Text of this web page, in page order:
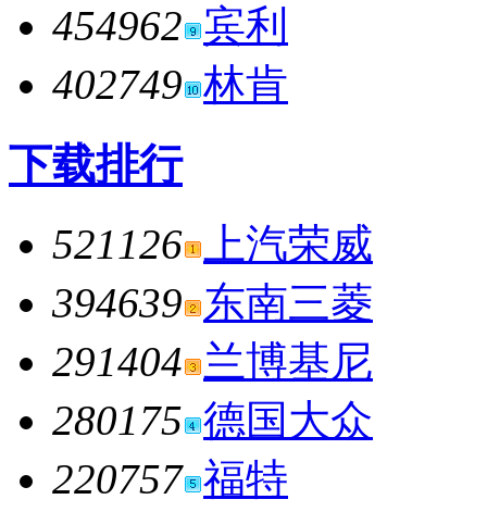
454962 宾利
402749 林肯
下载排行
521126
上汽荣威
394639 东南三菱
291404 兰博基尼
280175 德国大众
220757 福特